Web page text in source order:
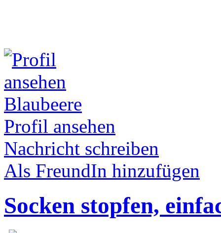
Blaubeere
Profil ansehen
Nachricht schreiben
Als FreundIn hinzufügen
Socken stopfen,